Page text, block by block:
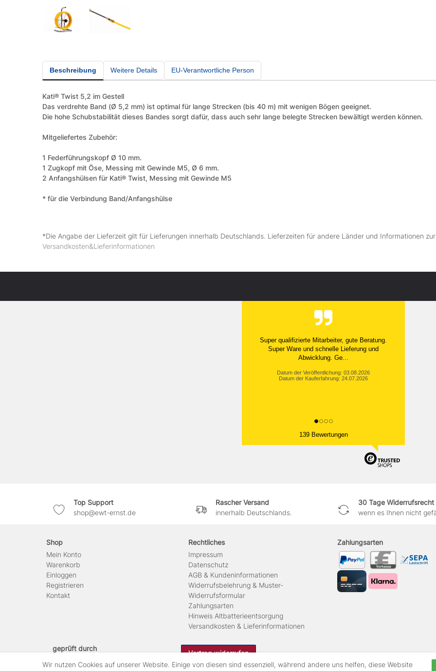
Beschreibung Weitere Details EU-Verantwortliche Person
Kati® Twist 5,2 im Gestell
Das verdrehte Band (Ø 5,2 mm) ist optimal für lange Strecken (bis 40 m) mit wenigen Bögen geeignet.
Die hohe Schubstabilität dieses Bandes sorgt dafür, dass auch sehr lange belegte Strecken bewältigt werden können.
Mitgeliefertes Zubehör:
1 Federführungskopf Ø 10 mm.
1 Zugkopf mit Öse, Messing mit Gewinde M5, Ø 6 mm.
2 Anfangshülsen für Kati® Twist, Messing mit Gewinde M5
* für die Verbindung Band/Anfangshülse
*Die Angabe der Lieferzeit gilt für Lieferungen innerhalb Deutschlands. Lieferzeiten für andere Länder und Informationen
Versandkosten&Lieferinformationen
Super qualifizierte Mitarbeiter, gute Beratung.
Super Ware und schnelle Lieferung und
Abwicklung. Ge...
Datum der Veröffentlichung: 03.08.2026
Datum der Kauferfahrung: 24.07.2026
139 Bewertungen
Top Support
shop@ewt-ernst.de
Rascher Versand
innerhalb Deutschlands.
30 Tage Widerrufsrecht
wenn es Ihnen nicht
Shop
Mein Konto
Warenkorb
Einloggen
Registrieren
Kontakt
Rechtliches
Impressum
Daten­schutz
AGB & Kundeninformationen
Widerrufsbelehrung & Muster-
Widerrufsformular
Zahlungsarten
Hinweis Altbatterieentsorgung
Versandkosten & Lieferinformationen
Zahlungsarten
geprüft durch
Vertrag widerrufen
Wir nutzen Cookies auf unserer Website. Einige von diesen sind essenziell, während andere uns helfen, diese Website